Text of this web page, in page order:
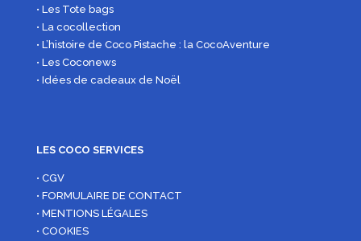
• Les Tote bags
• La cocollection
• L’histoire de Coco Pistache : la CocoAventure
• Les Coconews
• Idées de cadeaux de Noël
LES COCO SERVICES
• CGV
• FORMULAIRE DE CONTACT
• MENTIONS LÉGALES
• COOKIES